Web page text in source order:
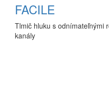
FACILE
Tlmič hluku s odnímateľnými
kanály